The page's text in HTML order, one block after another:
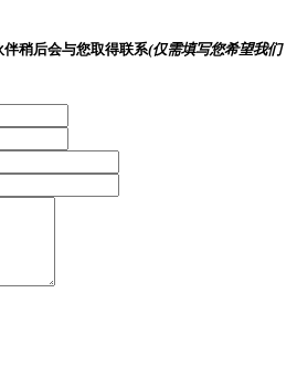
稍后会与您取得联系(仅需填写您希望我们